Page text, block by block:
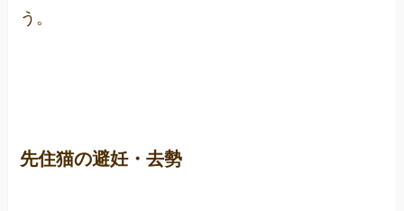
う。
先住猫の避妊・去勢